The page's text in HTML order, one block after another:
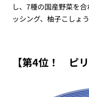
し、7種の国産野菜を
ッシング、柚子こしょ
【第4位！ ピ